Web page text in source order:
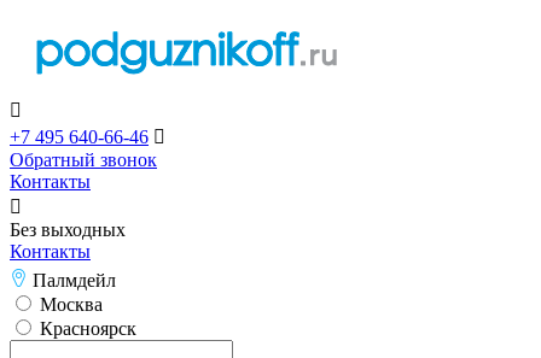

+7 495 640-66-46 
Обратный звонок
Контакты

Без выходных
Контакты
Палмдейл
Москва
Красноярск